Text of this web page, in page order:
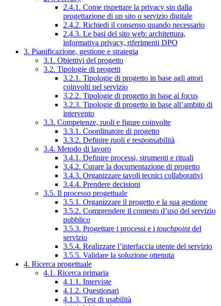
2.4.1. Come rispettare la privacy sin dalla
progettazione di un sito o servizio digitale
2.4.2. Richiedi il consenso quando necessario
2.4.3. Le basi del sito web: architettura,
informativa privacy, riferimenti DPO
3. Pianificazione, gestione e strategia
3.1. Obiettivi del progetto
3.2. Tipologie di progetti
3.2.1. Tipologie di progetto in base agli attori
coinvolti nel servizio
3.2.2. Tipologie di progetto in base al focus
3.2.3. Tipologie di progetto in base all’ambito di
intervento
3.3. Competenze, ruoli e figure coinvolte
3.3.1. Coordinatore di progetto
3.3.2. Definire ruoli e responsabilità
3.4. Metodo di lavoro
3.4.1. Definire processi, strumenti e rituali
3.4.2. Curare la documentazione di progetto
3.4.3. Organizzare tavoli tecnici collaborativi
3.4.4. Prendere decisioni
3.5. Il processo progettuale
3.5.1. Organizzare il progetto e la sua gestione
3.5.2. Comprendere il contesto d’uso del servizio
pubblico
3.5.3. Progettare i processi e i touchpointdel
servizio
3.5.4. Realizzare l’interfaccia utente del servizio
3.5.5. Validare la soluzione ottenuta
4. Ricerca progettuale
4.1. Ricerca primaria
4.1.1. Interviste
4.1.2. Questionari
4.1.3. Test di usabilità